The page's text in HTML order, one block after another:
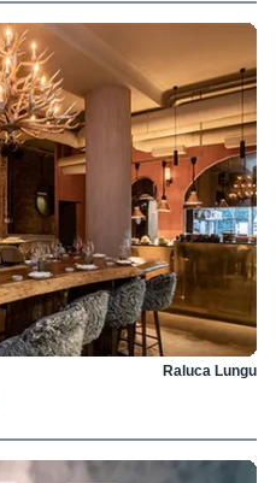
Raluca Lungu